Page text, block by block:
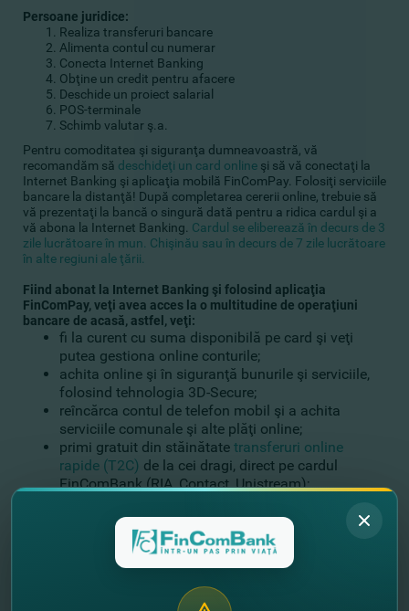
Persoane juridice:
Realiza transferuri bancare
Alimenta contul cu numerar
Conecta Internet Banking
Obţine un credit pentru afacere
Deschide un proiect salarial
POS-terminale
Schimb valutar ş.a.
Pentru comoditatea şi siguranţa dumneavoastră, vă
recomandăm să deschideţi un card online şi să vă conectaţi la
Internet Banking şi aplicaţia mobilă FinComPay. Folosiţi serviciile
bancare la distanţă! După completarea cererii online, trebuie să
vă prezentaţi la bancă o singură dată pentru a ridica cardul şi a
vă abona la Internet Banking. Cardul se eliberează în decurs de 3
zile lucrătoare în mun. Chişinău sau în decurs de 7 zile lucrătoare
în alte regiuni ale ţării.
Fiind abonat la Internet Banking şi folosind aplicaţia
FinComPay, veţi avea acces la o multitudine de operaţiuni
bancare de acasă, astfel, veţi:
fi la curent cu suma disponibilă pe card şi veţi
putea gestiona online conturile;
achita online şi în siguranţă bunurile şi serviciile,
folosind tehnologia 3D-Secure;
reîncărca contul de telefon mobil şi a achita
serviciile comunale şi alte plăţi online;
primi gratuit din stăinătate transferuri online
rapide (T2C) de la cei dragi, direct pe cardul
FinComBank (RIA, Contact, Unistream);
transfera bani de la card la card.(P2P)
-
de pe orice card Mastercard străin
de pe orice card emis de o bancă din